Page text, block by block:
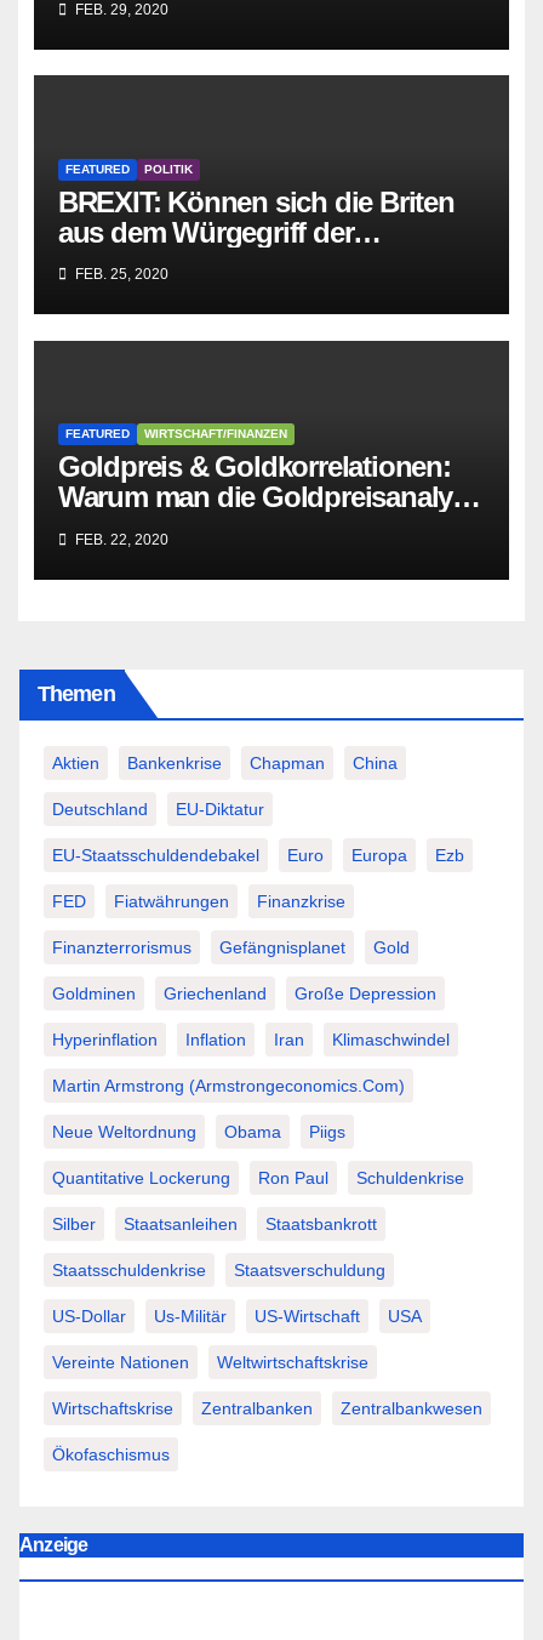
zusammenbricht!
FEB. 29, 2020
FEATURED POLITIK
BREXIT: Können sich die Briten
aus dem Würgegriff der
parasitären EU-Mafia befreien?
FEB. 25, 2020
FEATURED WIRTSCHAFT/FINANZEN
Goldpreis & Goldkorrelationen:
Warum man die Goldpreisanalyse
besser Profis überlässt!
FEB. 22, 2020
Themen
Aktien Bankenkrise Chapman China
Deutschland EU-Diktatur
EU-Staatsschuldendebakel Euro Europa Ezb
FED Fiatwährungen Finanzkrise
Finanzterrorismus Gefängnisplanet Gold
Goldminen Griechenland Große Depression
Hyperinflation Inflation Iran Klimaschwindel
Martin Armstrong (Armstrongeconomics.com)
Neue Weltordnung Obama Piigs
Quantitative Lockerung Ron Paul Schuldenkrise
Silber Staatsanleihen Staatsbankrott
Staatsschuldenkrise Staatsverschuldung
US-Dollar Us-Militär US-Wirtschaft USA
Vereinte Nationen Weltwirtschaftskrise
Wirtschaftskrise Zentralbanken Zentralbankwesen
Ökofaschismus
Anzeige